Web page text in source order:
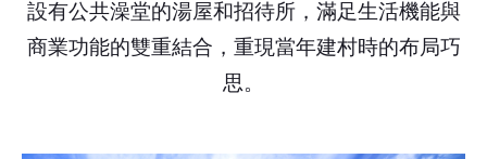
設有公共澡堂的湯屋和招待所，滿足生活機能與
商業功能的雙重結合，重現當年建村時的布局巧
思。